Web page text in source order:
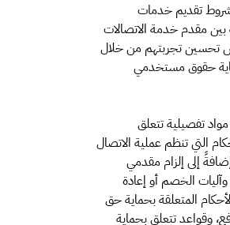
شروط تقديم خدمات
بين مقدم خدمة الاتصالات
تحسين تجربتهم من خلال
حقوق مستخدمي
تفصيلية تتعلق
التي تنظم عملية الاتصال
إلى إلزام مقدمي
الخصم أو إعادة
المتعلقة بحماية حق
وقواعد تتعلق بحماية